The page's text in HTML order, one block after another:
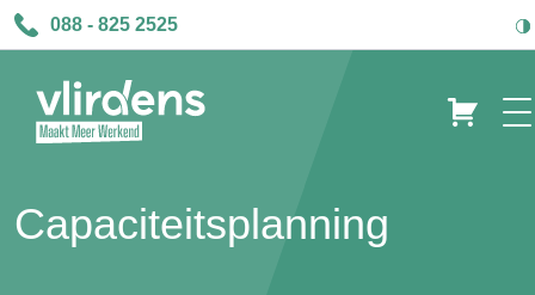
088 - 825 2525
Capaciteitsplanning